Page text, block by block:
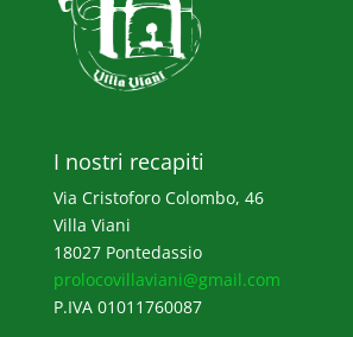
I nostri recapiti
Via Cristoforo Colombo, 46
Villa Viani
18027 Pontedassio
prolocovillaviani@gmail.com
P.IVA 01011760087